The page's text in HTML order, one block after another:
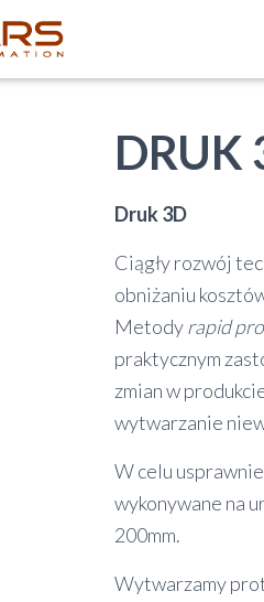
DRUK
Druk 3D
Ciągły rozwój
obniżaniu
Metodyrapid
praktycznym
zmian w
wytwarzanie
W celu
wykonywane na
200mm.
Wytwarzamy